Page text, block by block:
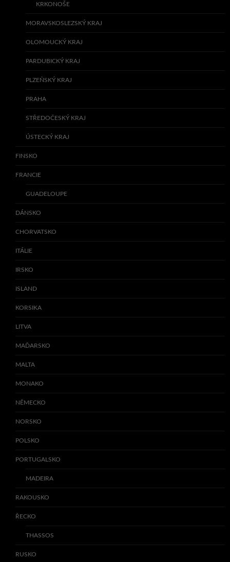
KRKONOŠE
MORAVSKOSLEZSKÝ KRAJ
OLOMOUCKÝ KRAJ
PARDUBICKÝ KRAJ
PLZEŇSKÝ KRAJ
PRAHA
STŘEDOČESKÝ KRAJ
ÚSTECKÝ KRAJ
FINSKO
FRANCIE
GUADELOUPE
DÁNSKO
CHORVATSKO
ITÁLIE
IRSKO
ISLAND
KORSIKA
LITVA
MAĎARSKO
MALTA
MONAKO
NĚMECKO
NORSKO
POLSKO
PORTUGALSKO
MADEIRA
RAKOUSKO
ŘECKO
THASSOS
RUSKO